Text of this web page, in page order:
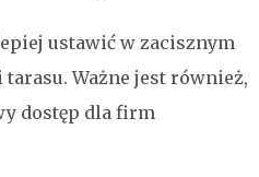
ustawić w zacisznym
Ważne jest również,
dostęp dla firm